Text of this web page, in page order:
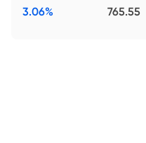
765.55
3.06%